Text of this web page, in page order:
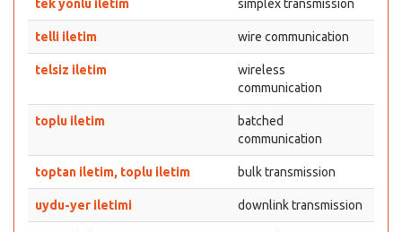
tek yönlü iletim simplex transmission
telli iletim wire communication
telsiz iletim
wireless
communication
toplu iletim
batched
communication
toptan iletim, toplu iletim bulk transmission
uydu-yer iletimi downlink transmission